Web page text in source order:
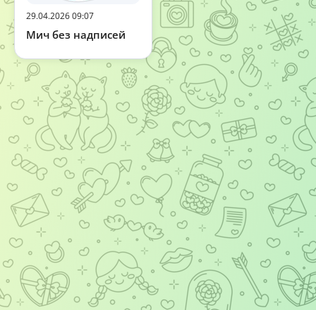
29.04.2026 09:07
Мич без надписей